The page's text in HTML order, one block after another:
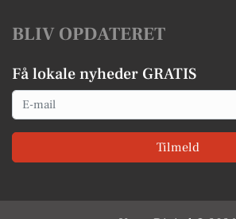
BLIV OPDATERET
Få lokale nyheder GRATIS
Email
Tilmeld